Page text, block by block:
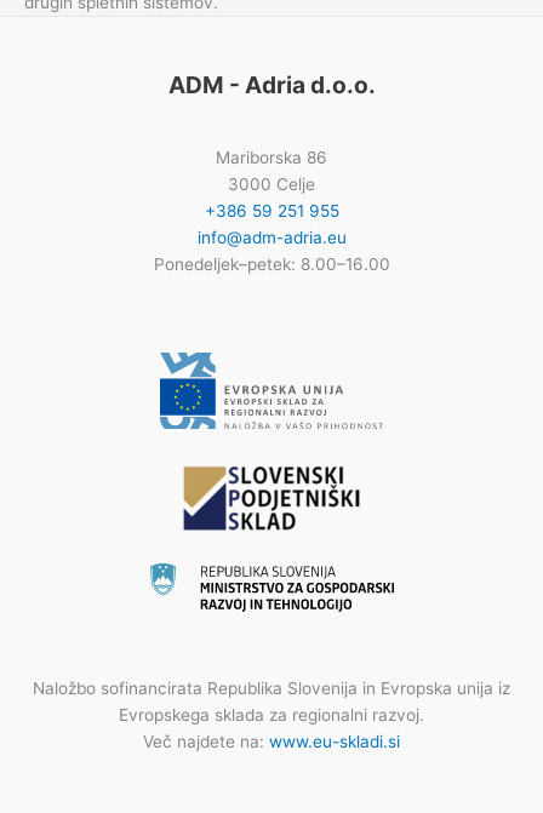
ADM - Adria d.o.o.
Mariborska 86
3000 Celje
+386 59 251 955
info@adm-adria.eu
Ponedeljek–petek: 8.00–16.00
Naložbo sofinancirata Republika Slovenija in Evropska unija iz
Evropskega sklada za regionalni razvoj.
Več najdete na: www.eu-skladi.si